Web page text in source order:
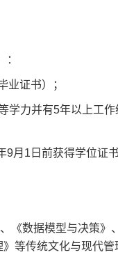
业证书）；
学力并有5年以上工
月1日前获得学位证书
《数据模型与决策》
等传统文化与现代